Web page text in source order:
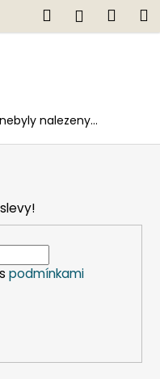
Hledat
nebyly nalezeny...
podmínkami